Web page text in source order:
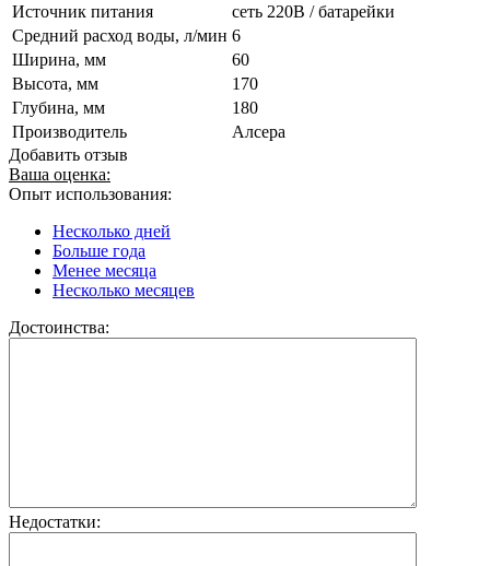
Источник питания
сеть 220В / батарейки
Средний расход воды, л/мин 6
Ширина, мм
60
Высота, мм
170
Глубина, мм
180
Производитель
Алсера
Добавить отзыв
Ваша оценка:
Опыт использования:
Несколько дней
Больше года
Менее месяца
Несколько месяцев
Достоинства:
Недостатки: